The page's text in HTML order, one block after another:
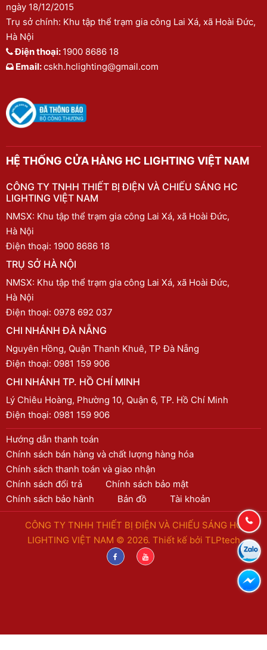
ngày 18/12/2015
Trụ sở chính: Khu tập thể trạm gia công Lai Xá, xã Hoài Đức,
Hà Nội
Điện thoại: 1900 8686 18
Email:cskh.hclighting@gmail.com
HỆ THỐNG CỬA HÀNG HC LIGHTING VIỆT NAM
CÔNG TY TNHH THIẾT BỊ ĐIỆN VÀ CHIẾU SÁNG HC
LIGHTING VIỆT NAM
NMSX: Khu tập thể trạm gia công Lai Xá, xã Hoài Đức,
Hà Nội
Điện thoại: 1900 8686 18
TRỤ SỞ HÀ NỘI
NMSX: Khu tập thể trạm gia công Lai Xá, xã Hoài Đức,
Hà Nội
Điện thoại: 0978 692 037
CHI NHÁNH ĐÀ NẴNG
Nguyên Hồng, Quận Thanh Khuê, TP Đà Nẵng
Điện thoại: 0981 159 906
CHI NHÁNH TP. HỒ CHÍ MINH
Lý Chiêu Hoàng, Phường 10, Quận 6, TP. Hồ Chí Minh
Điện thoại: 0981 159 906
Hướng dẫn thanh toán
Chính sách bán hàng và chất lượng hàng hóa
Chính sách thanh toán và giao nhận
Chính sách đổi trả
Chính sách bảo mật
Chính sách bảo hành
Bản đồ Tài khoản
CÔNG TY TNHH THIẾT BỊ ĐIỆN VÀ CHIẾU SÁNG HC
LIGHTING VIỆT NAM © 2026. Thiết kế bởi TLPtech